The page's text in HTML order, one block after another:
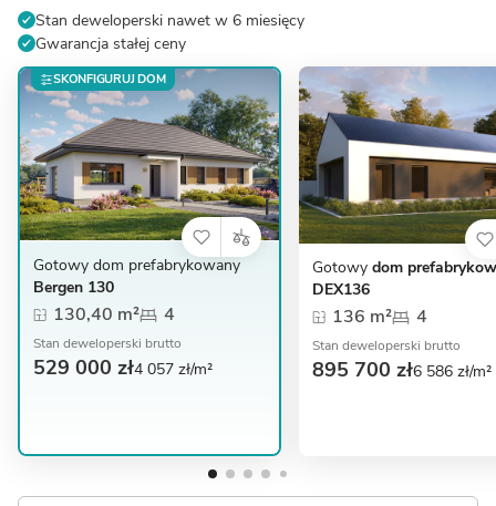
Stan deweloperski nawet w 6 miesięcy
Gwarancja stałej ceny
SKONFIGURUJ DOM
Gotowy dom prefabrykowany
Bergen 130
130,40 m² 4
Stan deweloperski brutto
529 000 zł4 057 zł/m²
Gotowy dom
DEX136
136 m² 4
Stan deweloperski brutto
895 700 zł6 586 zł/m²